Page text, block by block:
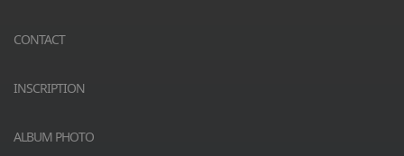
CONTACT
INSCRIPTION
ALBUM PHOTO